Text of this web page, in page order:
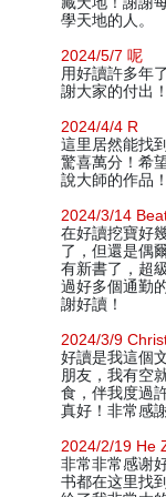
學天地的人。
2024/5/7 呢
用好讀許多年
謝大家的付出！
2024/4/4 R
這里居然能找
驚喜萬分！希
說大師的作品
2024/3/14
在好讀挖寶好
了，但還是偶
有新書了，超
過好多個通勤
謝好讀！
2024/3/9
好讀是我這個
朋友，我有空
食，伴我度過
真好！非常感
2024/2/19 He
非常非常感谢
书都在这里找